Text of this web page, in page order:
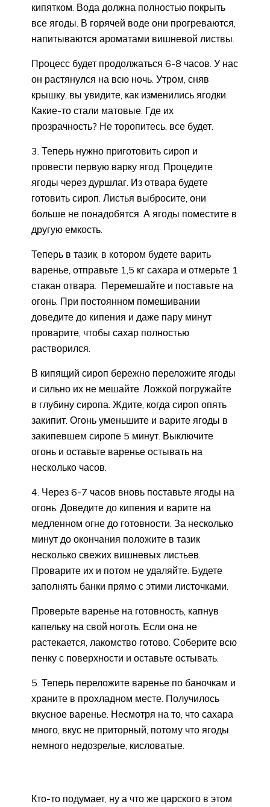
кипятком. Вода должна полностью покрыть
все ягоды. В горячей воде они прогреваются,
напитываются ароматами вишневой листвы.
Процесс будет продолжаться 6-8 часов. У нас
он растянулся на всю ночь. Утром, сняв
крышку, вы увидите, как изменились ягодки.
Какие-то стали матовые. Где их
прозрачность? Не торопитесь, все будет.
3. Теперь нужно приготовить сироп и
провести первую варку ягод. Процедите
ягоды через дуршлаг. Из отвара будете
готовить сироп. Листья выбросите, они
больше не понадобятся. А ягоды поместите в
другую емкость.
Теперь в тазик, в котором будете варить
варенье, отправьте 1,5 кг сахара и отмерьте 1
стакан отвара. Перемешайте и поставьте на
огонь. При постоянном помешивании
доведите до кипения и даже пару минут
проварите, чтобы сахар полностью
растворился.
В кипящий сироп бережно переложите ягоды
и сильно их не мешайте. Ложкой погружайте
в глубину сиропа. Ждите, когда сироп опять
закипит. Огонь уменьшите и варите ягоды в
закипевшем сиропе 5 минут. Выключите
огонь и оставьте варенье остывать на
несколько часов.
4. Через 6-7 часов вновь поставьте ягоды на
огонь. Доведите до кипения и варите на
медленном огне до готовности. За несколько
минут до окончания положите в тазик
несколько свежих вишневых листьев.
Проварите их и потом не удаляйте. Будете
заполнять банки прямо с этими листочками.
Проверьте варенье на готовность, капнув
капельку на свой ноготь. Если она не
растекается, лакомство готово. Соберите всю
пенку с поверхности и оставьте остывать.
5. Теперь переложите варенье по баночкам и
храните в прохладном месте. Получилось
вкусное варенье. Несмотря на то, что сахара
много, вкус не приторный, потому что ягоды
немного недозрелые, кисловатые.
Кто-то подумает, ну а что же царского в этом